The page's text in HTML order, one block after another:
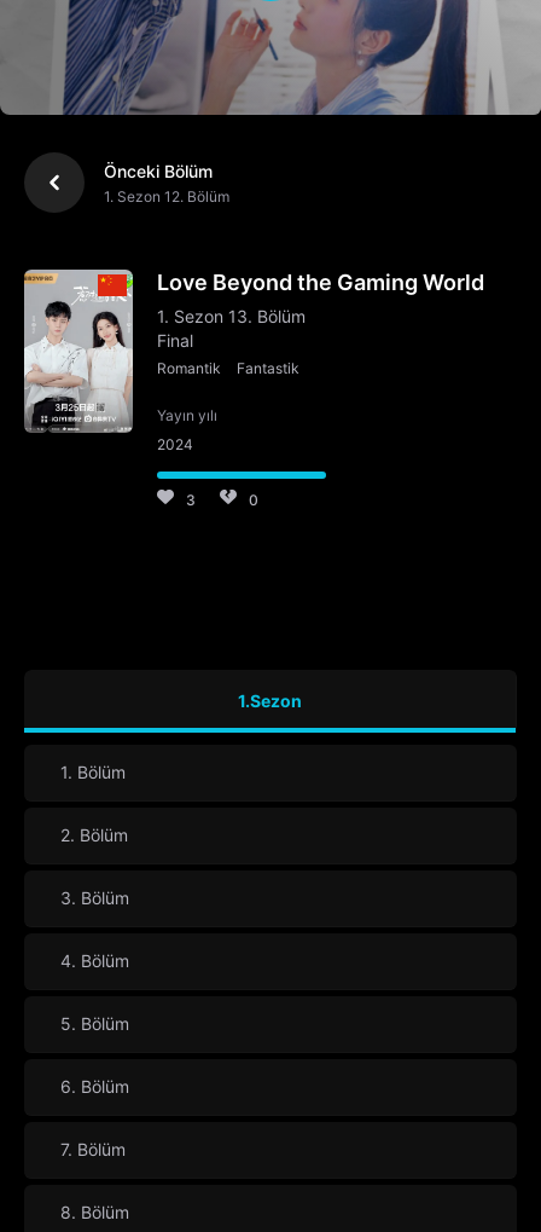
Önceki Bölüm
1. Sezon 12. Bölüm
Love Beyond the Gaming World
1. Sezon 13. Bölüm
Final
Romantik Fantastik
Yayın yılı
2024
3 0
1.Sezon
1. Bölüm
2. Bölüm
3. Bölüm
4. Bölüm
5. Bölüm
6. Bölüm
7. Bölüm
8. Bölüm